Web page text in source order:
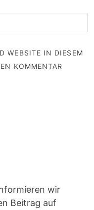
WEBSITE IN DIESEM
KOMMENTAR
wir
Beitrag auf